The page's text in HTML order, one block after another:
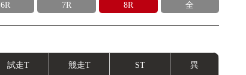
6R 7R 8R 全
試走T 競走T ST 異